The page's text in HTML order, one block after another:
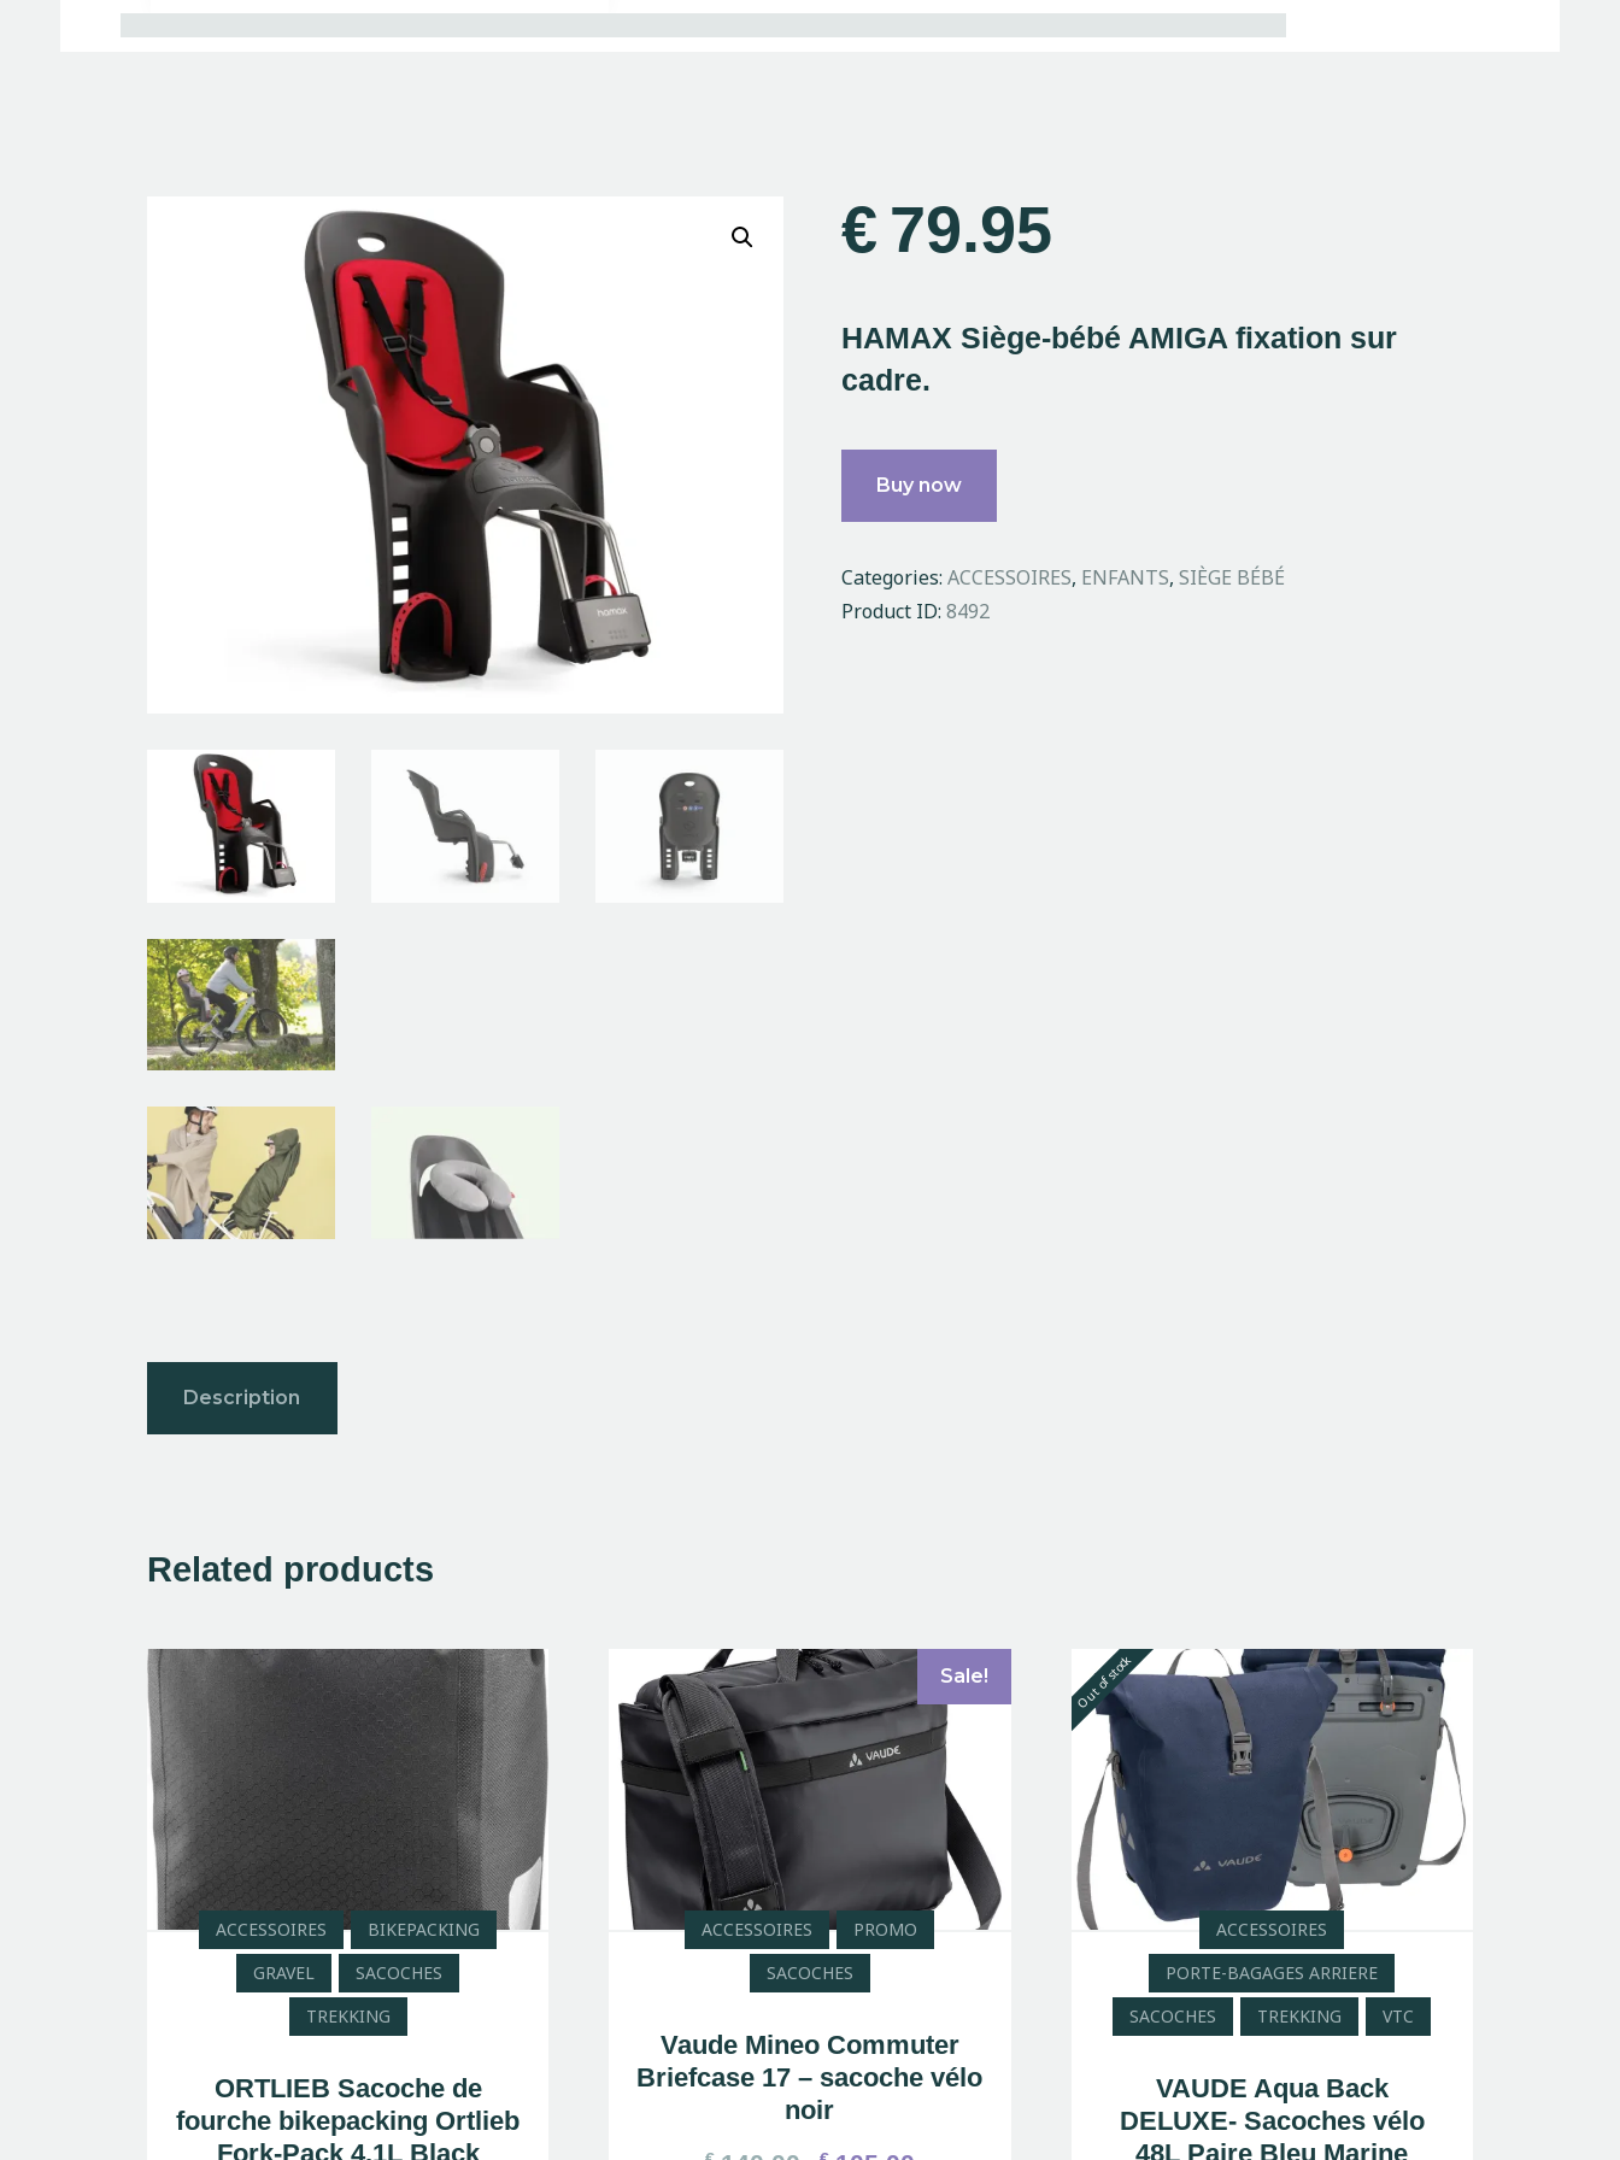
€ 79.95
HAMAX Siège-bébé AMIGA fixation sur
cadre.
Buy now
Categories: ACCESSOIRES, ENFANTS, SIÈGE BÉBÉ
Product ID: 8492
Description
Related products
ACCESSOIRES
BIKEPACKING
GRAVEL
SACOCHES
TREKKING
ORTLIEB Sacoche de
fourche bikepacking Ortlieb
Fork-Pack 4.1L Black
Sale!
ACCESSOIRES
PROMO
SACOCHES
Vaude Mineo Commuter
Briefcase 17 – sacoche vélo
noir
Out of stock
ACCESSOIRES
PORTE-BAGAGES ARRIERE
SACOCHES
TREKKING VTC
VAUDE Aqua Back
DELUXE- Sacoches vélo
48L Paire Bleu Marine